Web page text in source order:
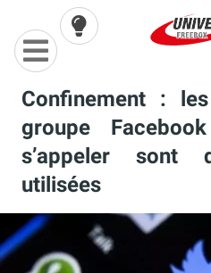
Confinement :
groupe
s’appeler
utilisées